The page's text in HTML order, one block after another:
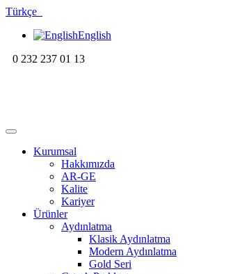
Türkçe
English
0 232 237 01 13
Kurumsal
Hakkımızda
AR-GE
Kalite
Kariyer
Ürünler
Aydınlatma
Klasik Aydınlatma
Modern Aydınlatma
Gold Seri